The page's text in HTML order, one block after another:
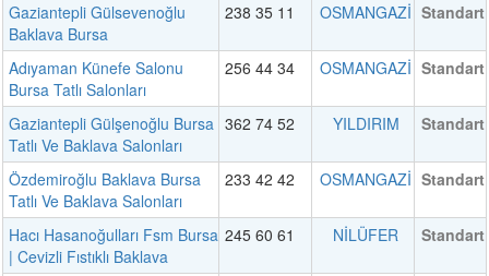
Gaziantepli Gülsevenoğlu
Baklava Bursa
238 35 11 OSMANGAZİ Standart
Adıyaman Künefe Salonu
Bursa Tatlı Salonları
256 44 34 OSMANGAZİ Standart
Gaziantepli Gülşenoğlu Bursa
Tatlı Ve Baklava Salonları
362 74 52 YILDIRIM Standart
Özdemiroğlu Baklava Bursa
Tatlı Ve Baklava Salonları
233 42 42 OSMANGAZİ Standart
Hacı Hasanoğulları Fsm Bursa
| Cevizli Fıstıklı Baklava
245 60 61 NİLÜFER Standart